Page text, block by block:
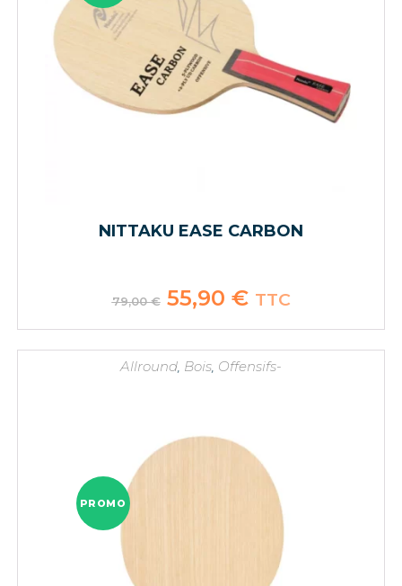
NITTAKU EASE CARBON
79,00€ Le
prix
était :
55,90 €Le
prix
est :
TTC
Allround, Bois, Offensifs-
PROMO